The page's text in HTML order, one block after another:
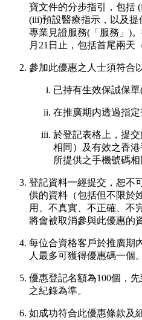
寶文件的分步指引，包括
(iii)預設醫療指示，以及
專業見證服務(「服務」)
月21日止，包括首尾兩天
參加此優惠之人士須符合
已持有生效保誠保單
在推廣期内透過指定
於登記表格上，提
相同）及有效之香
所提供之手機號碼相
登記資料一經提交，恕不
供的資料（包括但不限於
用、不真實、不正確、不
將會被取消參與此優惠的
每位合資格客戶於推廣期
人最多可獲得優惠碼一個。
優惠登記名額為100個，
之紀錄為準。
如成功符合此優惠條款及